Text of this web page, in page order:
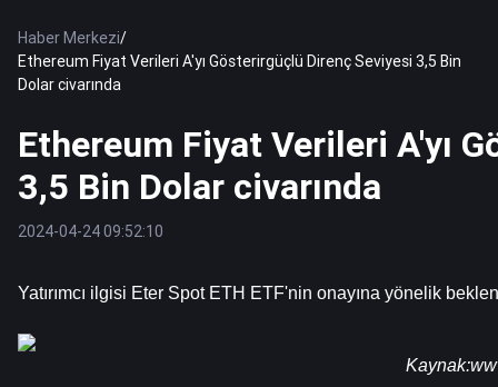
Haber Merkezi/
Ethereum Fiyat Verileri A'yı Gösterirgüçlü Direnç Seviyesi 3,5 Bin
Dolar civarında
Ethereum Fiyat Verileri A'yı
3,5 Bin Dolar civarında
2024-04-24 09:52:10
Yatırımcı ilgisi Eter Spot ETH ETF'nin onayına yönelik
Kaynak: